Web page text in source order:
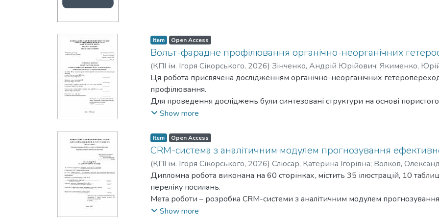
Item Open Access
Вольт-фарадне профілювання органічно-неорганічних
(КПІ ім. Ігоря Сікорського, 2026) Зінченко, Андрій Юрійович; Якименко,
Ця робота присвячена дослідженням органічно-неорганічних
профілювання.
Для проведення досліджень були синтезовані структури на основі пористого
фталоціанінів металів. Шари пористого кремнію були отримані методом
були приготовані розчини фталоціанінів свинцю (PbPc) та міді (CuPc) з
на кремнієві підкладки шляхом накрапування. Мета досліджень - визначити
властивості гетеропереходу у структурах шляхом вольт-фарадного
ємності та провідності для отримання розуміння про перебіг зарядових
також дозволять визначити залежність поведінки зразків від розвиненості
кремнію та типів фталоціанінів металів. Загальний обсяг роботи складає 92
джерел за переліком посилань.
Show more
Item Open Access
CRM-система з аналітичним модулем прогнозування
(КПІ ім. Ігоря Сікорського, 2026) Слюсар, Катерина Ігорівна; Волков,
Дипломна робота виконана на 60 сторінках, містить 35 ілюстрацій, 10
переліку посилань.
Мета роботи – розробка CRM-системи з аналітичним модулем
яка забезпечує централізований облік працівників, робочих змін, графіків,
Show more